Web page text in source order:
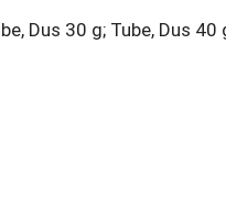
Dus 30 g; Tube, Dus 40